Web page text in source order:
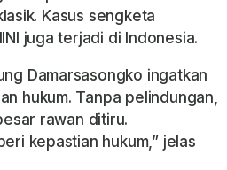
Kasus sengketa
juga terjadi di Indonesia.
Damarsasongko ingatkan
hukum. Tanpa pelindungan,
rawan ditiru.
kepastian hukum,” jelas